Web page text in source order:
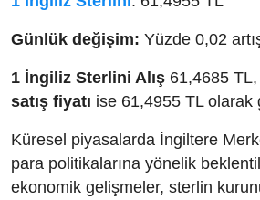
Günlük değişim: Yüzde 0,02
1 İngiliz Sterlini Alış 61,4685 TL,
satış fiyatı ise 61,4955 TL olarak
Küresel piyasalarda İngiltere
para politikalarına yönelik
ekonomik gelişmeler, sterlin